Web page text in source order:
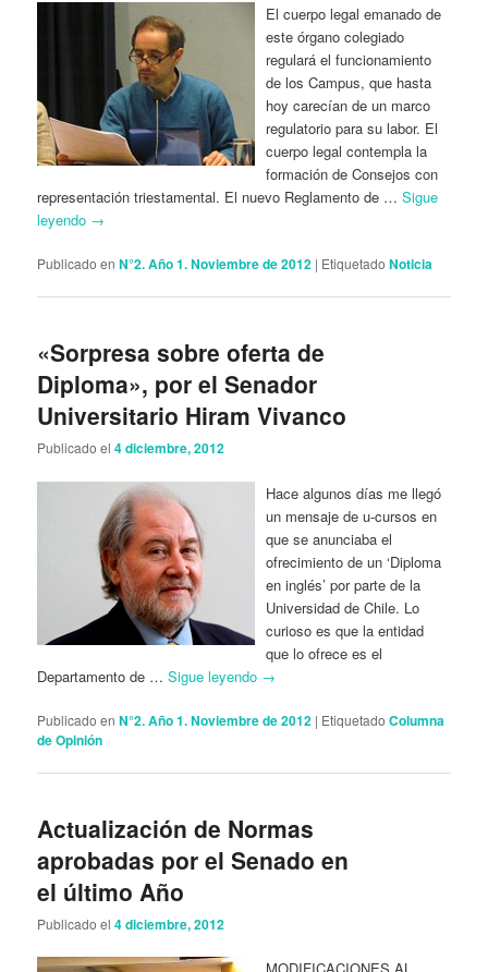
El cuerpo legal emanado de
este órgano colegiado
regulará el funcionamiento
de los Campus, que hasta
hoy carecían de un marco
regulatorio para su labor. El
cuerpo legal contempla la
formación de Consejos con
representación triestamental. El nuevo Reglamento de …Sigue
leyendo →
Publicado en N°2. Año 1. Noviembre de 2012 | Etiquetado Noticia
«Sorpresa sobre oferta de
Diploma», por el Senador
Universitario Hiram Vivanco
Publicado el4 diciembre, 2012
Hace algunos días me llegó
un mensaje de u-cursos en
que se anunciaba el
ofrecimiento de un ‘Diploma
en inglés’ por parte de la
Universidad de Chile. Lo
curioso es que la entidad
que lo ofrece es el
Departamento de …Sigue leyendo →
Publicado en N°2. Año 1. Noviembre de 2012 | Etiquetado Columna
de Opinión
Actualización de Normas
aprobadas por el Senado en
el último Año
Publicado el4 diciembre, 2012